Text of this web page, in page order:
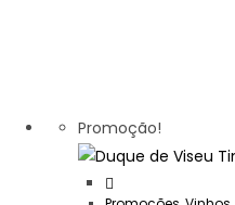
Promoção!